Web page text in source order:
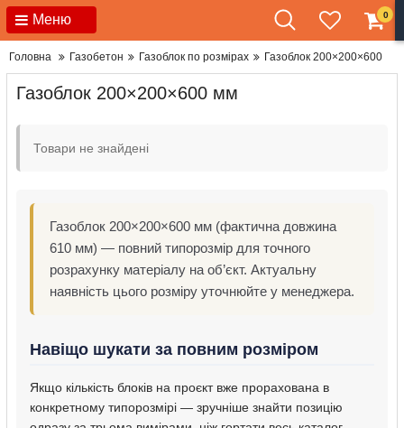
Меню 0
Головна Газобетон Газоблок по розмірах Газоблок 200×200×600
Газоблок 200×200×600 мм
Товари не знайдені
Газоблок 200×200×600 мм (фактична довжина
610 мм) — повний типорозмір для точного
розрахунку матеріалу на об’єкт. Актуальну
наявність цього розміру уточнюйте у менеджера.
Навіщо шукати за повним розміром
Якщо кількість блоків на проєкт вже прорахована в
конкретному типорозмірі — зручніше знайти позицію